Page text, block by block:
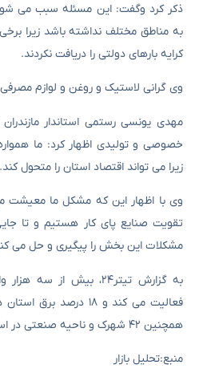
ذکر کرد وگفت: این مسئله سبب می شود
به مناطق مختلف نداشته باشد زیرا برخی
کرایه بارهای دولتی را دریافت نکردند.
وی گرانی لاستیک و روغن و لوازم مصرفی
مهدی یونسی رستمی استاندار
خصوصی و تولیدی اظهار کرد: ما
زیرا می تواند اقتصاد استان را متحول کند.
وی با اظهار این که مشکل ما معیشت
تقویت صنایع پای کار هستیم و تا
مشکلات این بخش را پیگیری و حل می
به گزارش تیتر۲۴، بیش از
فعالیت می کند و ۱۸
همچنین ۴۲ شهرک و ناحیه صنعتی در استان مازندران وجود دارد.
منبع:تحلیل بازار